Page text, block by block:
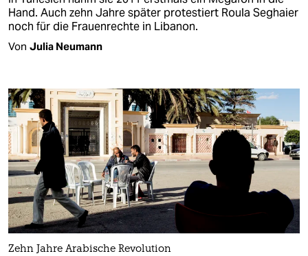
Hand. Auch zehn Jahre später protestiert Roula Seghaier
noch für die Frauenrechte in Libanon.
Von Julia Neumann
Zehn Jahre Arabische Revolution